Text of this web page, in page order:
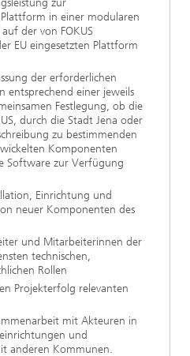
in einer modularen
der von FOKUS
EU eingesetzten Plattform
der erforderlichen
entsprechend einer jeweils
Festlegung, ob die
durch die Stadt Jena oder
zu bestimmenden
Komponenten
Software zur Verfügung
Einrichtung und
neuer Komponenten des
und Mitarbeiterinnen der
technischen,
Rollen
Projekterfolg relevanten
mit Akteuren in
und
anderen Kommunen.